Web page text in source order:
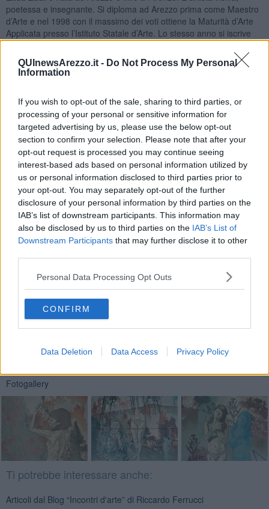
QUInewsArezzo.it - Do Not Process My Personal
Information
If you wish to opt-out of the sale, sharing to third parties, or
processing of your personal or sensitive information for
targeted advertising by us, please use the below opt-out
section to confirm your selection. Please note that after your
opt-out request is processed you may continue seeing
interest-based ads based on personal information utilized by
us or personal information disclosed to third parties prior to
your opt-out. You may separately opt-out of the further
disclosure of your personal information by third parties on the
IAB’s list of downstream participants. This information may
also be disclosed by us to third parties on the IAB’s List of
Downstream Participants that may further disclose it to other
Personal Data Processing Opt Outs
CONFIRM
Data Deletion Data Access Privacy Policy
poetessa e insegnante. Si diploma ad Arezzo prima come Maestro
d’Arte e nel 1998 con il massimo dei voti ottiene la Maturità d’Arte
Applicata presso l’Istituto Statale d’Arte. Lo stesso anno si iscrive
alla Facoltà di Lettere che lascia due anni dopo per iscriversi
all’Accademia di Belle Arti di Firenze, dove si laurea con lode in
Pittura nel 2007. Nel 2009 si abilita all’insegnamento delle
Come suggerisce Laura Monaldi “Si tratta del tentativo di non
uscire dal labirinto contemporaneo, ma di immergersi alla ricerca
del fulcro del Tutto, di una risposta alle domande ancestrali, di una
verità nascosta oltre l’oblio di rimembranze e vane speranze.” Un
viaggio, per ricordare Italo Calvino, che attraversa la realtà
labirintica del presente, ma non esiste labirinto per chi lo ha
attraversato come fa Elisa Zadi in queste opere. Si supera la
complessità del reale per approdare ad un luogo magico ed
esoterico, misterioso e ancestrale, dove ogni miracolo può ancora
accadere.
Riccardo Ferrucci
Se vuoi leggere le notizie principali della Toscana iscriviti alla
Newsletter QUInews - ToscanaMedia.Arriva gratis tutti i giorni
Basta cliccare QUI
Fotogallery
Ti potrebbe interessare anche:
Articoli dal Blog “Incontri d'arte” di Riccardo Ferrucci